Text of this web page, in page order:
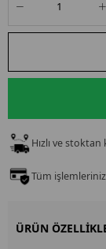
Hızlı ve
Tüm
ÜRÜN